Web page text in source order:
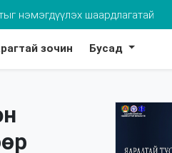
нэмэгдүүлэх шаардлагатай
зочин Бусад